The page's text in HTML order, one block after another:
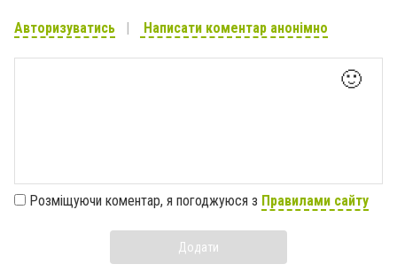
Авторизуватись Написати коментар анонімно
🙂
Розміщуючи коментар, я погоджуюся з Правилами сайту
Додати